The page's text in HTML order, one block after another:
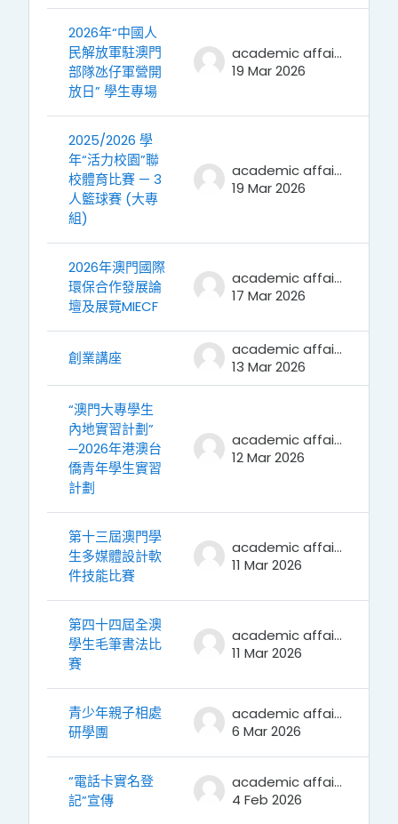
2026年“中國人
民解放軍駐澳門
部隊氹仔軍營開
放日” 學生專場
academic affairs
19 Mar 2026
2025/2026 學
年“活力校園”聯
校體育比賽 — 3
人籃球賽 (大專
組)
academic affairs
19 Mar 2026
2026年澳門國際
環保合作發展論
壇及展覽MIECF
academic affairs
17 Mar 2026
創業講座
academic affairs
13 Mar 2026
“澳門大專學生
內地實習計劃”
─2026年港澳台
僑青年學生實習
計劃
academic affairs
12 Mar 2026
第十三屆澳門學
生多媒體設計軟
件技能比賽
academic affairs
11 Mar 2026
第四十四屆全澳
學生毛筆書法比
賽
academic affairs
11 Mar 2026
青少年親子相處
研學團
academic affairs
6 Mar 2026
“電話卡實名登
記”宣傳
academic affairs
4 Feb 2026